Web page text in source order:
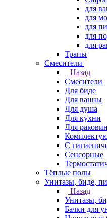
для
для
для
для
для
Трапы
Смесители
Назад
Смесители
Для биде
Для ванны
Для душа
Для кухни
Для
С
Сенсорные
Тёплые полы
Унитазы, биде,
Назад
Унитазы,
Бачки для